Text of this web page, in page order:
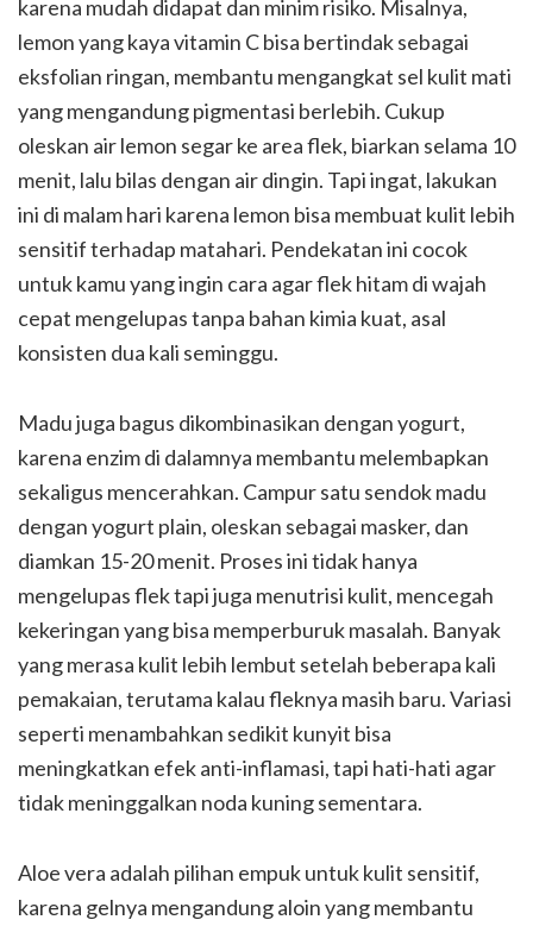
karena mudah didapat dan minim risiko. Misalnya,
lemon yang kaya vitamin C bisa bertindak sebagai
eksfolian ringan, membantu mengangkat sel kulit mati
yang mengandung pigmentasi berlebih. Cukup
oleskan air lemon segar ke area flek, biarkan selama 10
menit, lalu bilas dengan air dingin. Tapi ingat, lakukan
ini di malam hari karena lemon bisa membuat kulit lebih
sensitif terhadap matahari. Pendekatan ini cocok
untuk kamu yang ingin cara agar flek hitam di wajah
cepat mengelupas tanpa bahan kimia kuat, asal
konsisten dua kali seminggu.
Madu juga bagus dikombinasikan dengan yogurt,
karena enzim di dalamnya membantu melembapkan
sekaligus mencerahkan. Campur satu sendok madu
dengan yogurt plain, oleskan sebagai masker, dan
diamkan 15-20 menit. Proses ini tidak hanya
mengelupas flek tapi juga menutrisi kulit, mencegah
kekeringan yang bisa memperburuk masalah. Banyak
yang merasa kulit lebih lembut setelah beberapa kali
pemakaian, terutama kalau fleknya masih baru. Variasi
seperti menambahkan sedikit kunyit bisa
meningkatkan efek anti-inflamasi, tapi hati-hati agar
tidak meninggalkan noda kuning sementara.
Aloe vera adalah pilihan empuk untuk kulit sensitif,
karena gelnya mengandung aloin yang membantu